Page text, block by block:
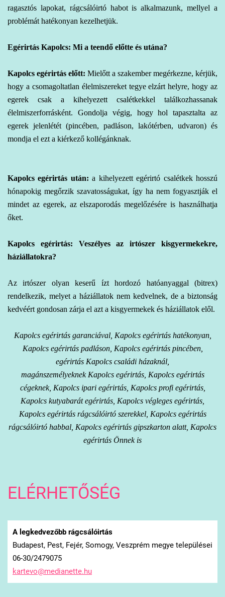
ragasztós lapokat, rágcsálóirtó habot is alkalmazunk, mellyel a
problémát hatékonyan kezelhetjük.
Egérirtás Kapolcs: Mi a teendő előtte és utána?
Kapolcs egérirtás előtt: Mielőtt a szakember megérkezne, kérjük,
hogy a csomagoltatlan élelmiszereket tegye elzárt helyre, hogy az
egerek csak a kihelyezett csalétkekkel találkozhassanak
élelmiszerforrásként. Gondolja végig, hogy hol tapasztalta az
egerek jelenlétét (pincében, padláson, lakótérben, udvaron) és
mondja el ezt a kiérkező kollégánknak.
Kapolcs egérirtás után: a kihelyezett egérirtó csalétkek hosszú
hónapokig megőrzik szavatosságukat, így ha nem fogyasztják el
mindet az egerek, az elszaporodás megelőzésére is használhatja
őket.
Kapolcs egérirtás: Veszélyes az irtószer kisgyermekekre,
háziállatokra?
Az irtószer olyan keserű ízt hordozó hatóanyaggal (bitrex)
rendelkezik, melyet a háziállatok nem kedvelnek, de a biztonság
kedvéért gondosan zárja el azt a kisgyermekek és háziállatok elől.
Kapolcs egérirtás garanciával, Kapolcs egérirtás hatékonyan,
Kapolcs egérirtás padláson, Kapolcs egérirtás pincében,
egérirtás Kapolcs családi házaknál,
magánszemélyeknek Kapolcs egérirtás, Kapolcs egérirtás
cégeknek, Kapolcs ipari egérirtás, Kapolcs profi egérirtás,
Kapolcs kutyabarát egérirtás, Kapolcs végleges egérirtás,
Kapolcs egérirtás rágcsálóirtó szerekkel, Kapolcs egérirtás
rágcsálóirtó habbal, Kapolcs egérirtás gipszkarton alatt, Kapolcs
egérirtás Önnek is
ELÉRHETŐSÉG
A legkedvezőbb rágcsálóirtás
Budapest, Pest, Fejér, Somogy, Veszprém megye települései
06-30/2479075
kartevo@medianette.hu